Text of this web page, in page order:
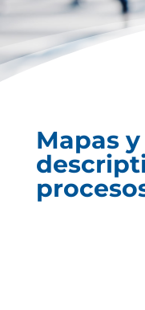
Mapas